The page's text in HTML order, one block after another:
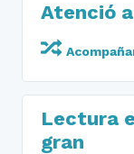
Atenció
Lectura
gran